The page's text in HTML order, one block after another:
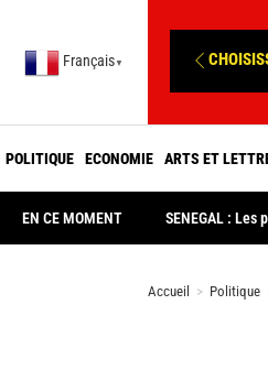
Français ▼
POLITIQUE ECONOMIE ARTS ET
EN CE MOMENT SENEGAL : Les
Accueil > Politique